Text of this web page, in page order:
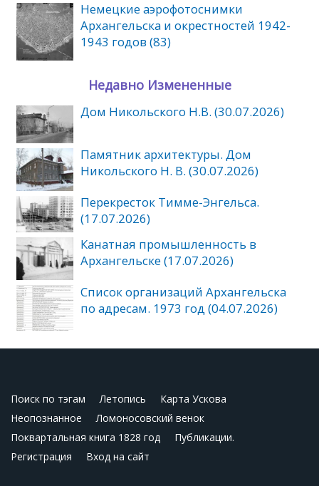
Немецкие аэрофотоснимки
Архангельска и окрестностей 1942-
1943 годов (83)
Недавно Измененные
Дом Никольского Н.В. (30.07.2026)
Памятник архитектуры. Дом
Никольского Н. В. (30.07.2026)
Перекресток Тимме-Энгельса.
(17.07.2026)
Канатная промышленность в
Архангельске (17.07.2026)
Список организаций Архангельска
по адресам. 1973 год (04.07.2026)
Поиск по тэгам Летопись
Карта Ускова
Неопознанное
Ломоносовский венок
Поквартальная книга 1828 год
Публикации.
Регистрация
Вход на сайт